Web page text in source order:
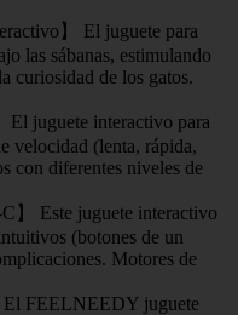
】 El juguete para
las sábanas, estimulando
curiosidad de los gatos.
El juguete interactivo para
velocidad (lenta, rápida,
con diferentes niveles de
】 Este juguete interactivo
(botones de un
Motores de
El FEELNEEDY juguete